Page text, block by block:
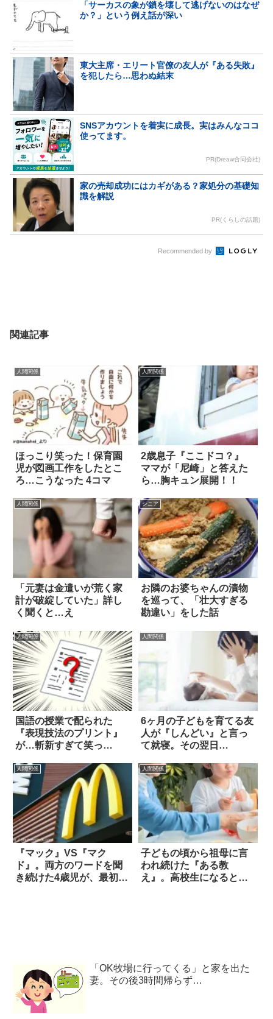
「サーカスの象が鎖を壊して逃げないのはなぜ
か？」という例え話が深い
東大主席・エリート官僚の友人が『ある失敗』
を犯したら…思わぬ結末
SNSアカウントを着実に成長。実はみんなココ
使ってます。
PR(Dreaw合同会社)
家の売却成功にはカギがある？家処分の基礎知
識を解説
PR(くらしの話題)
Recommended by
関連記事
人間関係
ほっこり笑った！保育園
児が図画工作をしたとこ
ろ…こうなった 4コマ
人間関係
2歳息子『ここドコ？』
ママが「尼崎」と答えた
ら…胸キュン展開！！
人間関係
「元妻は金遣いが荒く家
計が破綻していた」詳し
く聞くと…え
シニア
お隣のお婆ちゃんの漬物
を巡って、「壮大すぎる
勘違い」をした話
人間関係
国語の授業で配られた
『表現技法のプリント』
が…斬新すぎて笑っ
人間関係
6ヶ月の子どもを育てる友
人が『しんどい』と言っ
て就寝。その翌日…
人間関係
『マック』VS『マク
ド』。両方のワードを聞
き続けた4歳児が、最初に
人間関係
子どもの頃から祖母に言
われ続けた『ある教
え』。高校生になると…
「OK牧場に行ってくる」と家を出た
妻。その後3時間帰らず…